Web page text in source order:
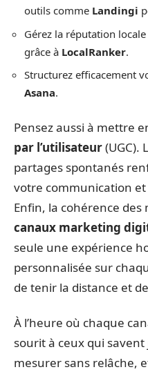
outils comme Landingi
Gérez la réputation
grâce à LocalRanker.
Structurez efficacement
Asana.
Pensez aussi à mettre
par l’utilisateur(UGC).
partages spontanés
votre communication et
Enfin, la cohérence des
canaux marketing
seule une expérience
personnalisée sur
de tenir la distance et
À l’heure où chaque
sourit à ceux qui
mesurer sans relâche,